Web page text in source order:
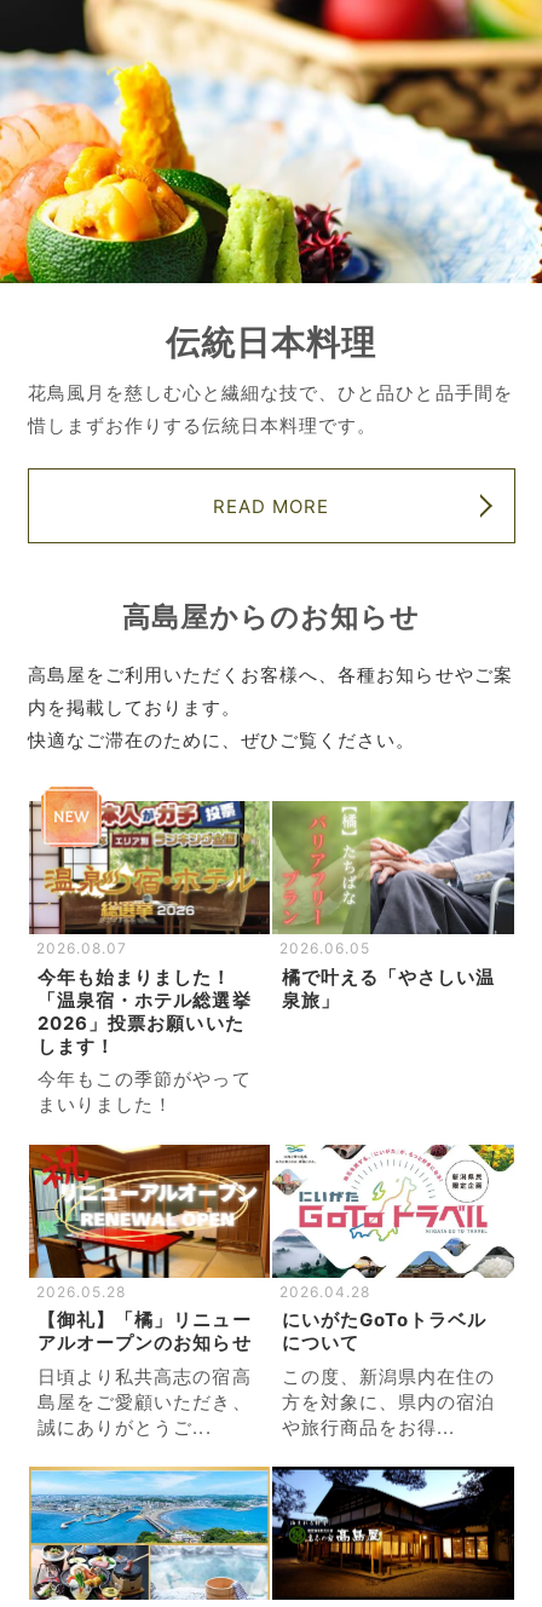
伝統日本料理
花鳥風月を慈しむ心と繊細な技で、ひと品ひと品手間を
惜しまずお作りする伝統日本料理です。
READ MORE
高島屋からのお知らせ
高島屋をご利用いただくお客様へ、各種お知らせやご案
内を掲載しております。
快適なご滞在のために、ぜひご覧ください。
2026.08.07
今年も始まりました！
「温泉宿・ホテル総選挙
2026」投票お願いいた
します！
今年もこの季節がやって
まいりました！
2026.06.05
橘で叶える「やさしい温
泉旅」
2026.05.28
【御礼】「橘」リニュー
アルオープンのお知らせ
日頃より私共高志の宿高
島屋をご愛顧いただき、
誠にありがとうご...
2026.04.28
にいがたGoToトラベル
について
この度、新潟県内在住の
方を対象に、県内の宿泊
や旅行商品をお得...